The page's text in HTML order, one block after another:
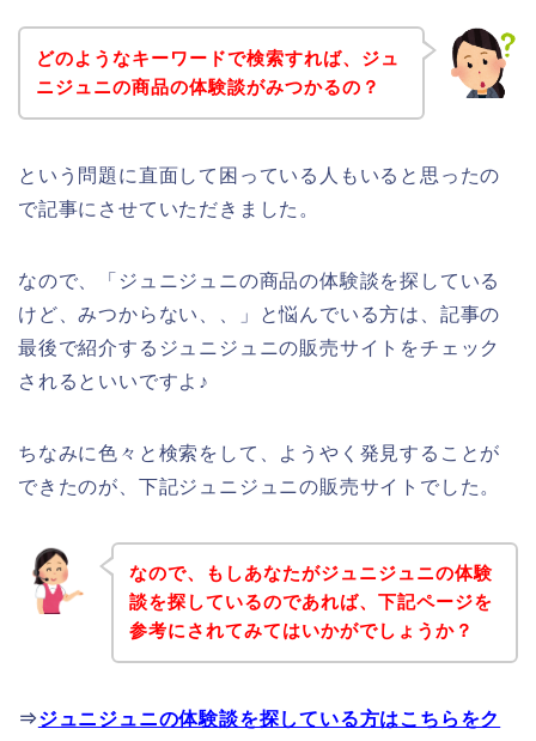
どのようなキーワードで検索すれば、ジュ
ニジュニの商品の体験談がみつかるの？
という問題に直面して困っている人もいると思ったの
で記事にさせていただきました。
なので、「ジュニジュニの商品の体験談を探している
けど、みつからない、、」と悩んでいる方は、記事の
最後で紹介するジュニジュニの販売サイトをチェック
されるといいですよ♪
ちなみに色々と検索をして、ようやく発見することが
できたのが、下記ジュニジュニの販売サイトでした。
なので、もしあなたがジュニジュニの体験
談を探しているのであれば、下記ページを
参考にされてみてはいかがでしょうか？
⇒ジュニジュニの体験談を探している方はこちらをク